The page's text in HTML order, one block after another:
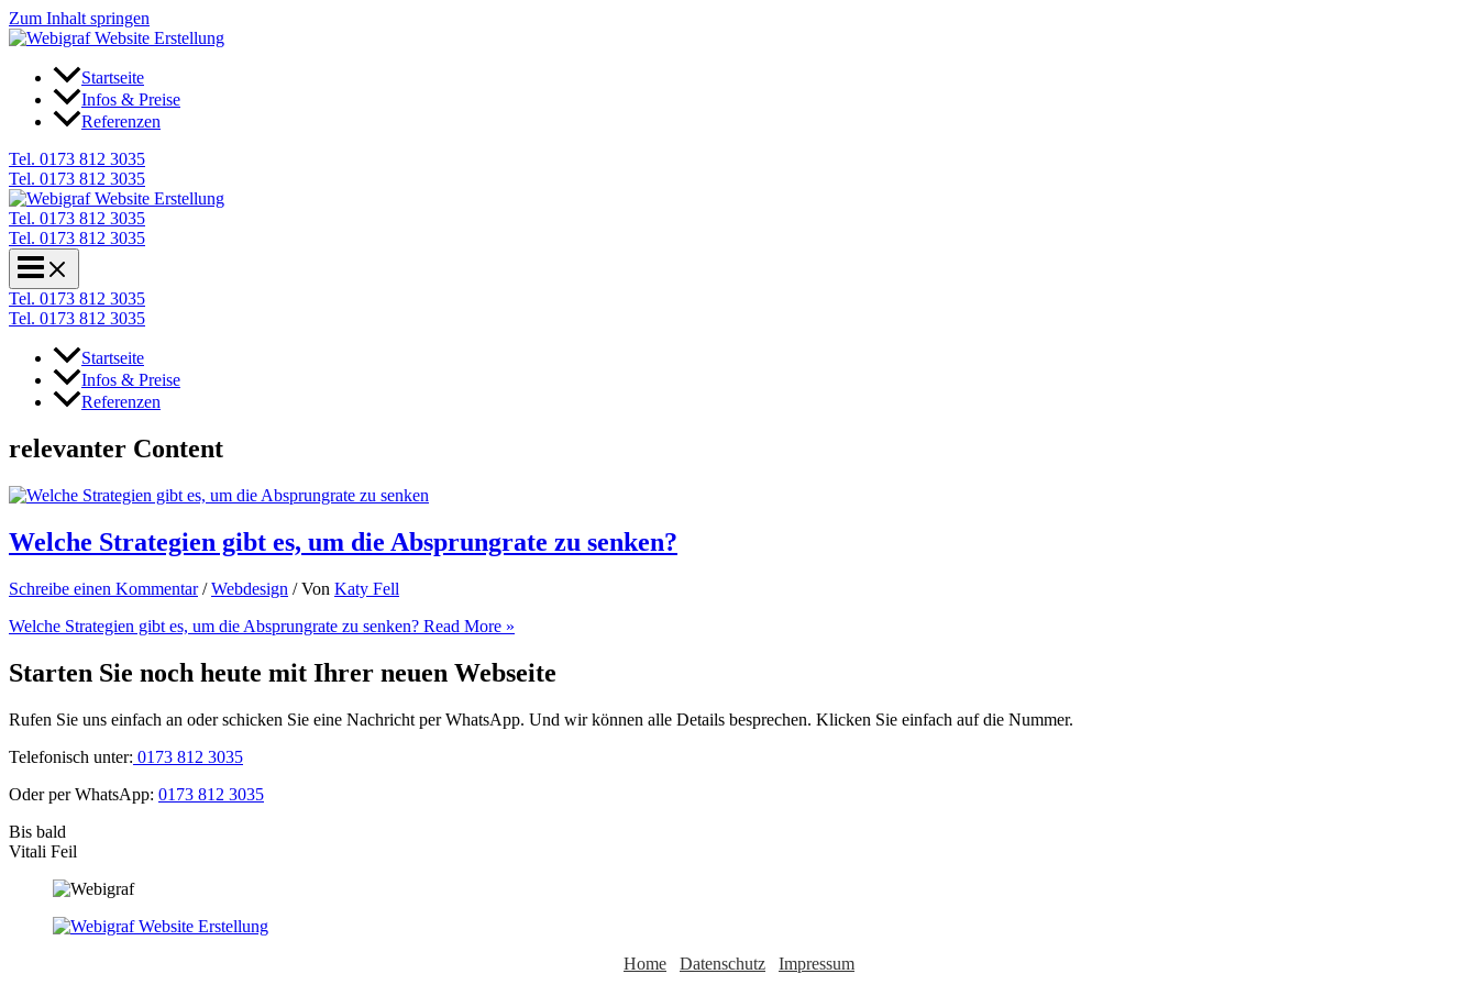
Zum Inhalt springen
Startseite
Infos & Preise
Referenzen
Tel. 0173 812 3035
Tel. 0173 812 3035
Tel. 0173 812 3035
Tel. 0173 812 3035
Tel. 0173 812 3035
Tel. 0173 812 3035
Startseite
Infos & Preise
Referenzen
relevanter Content
Welche Strategien gibt es, um die Absprungrate zu senken?
Schreibe einen Kommentar /Webdesign / Von Katy Fell
Welche Strategien gibt es, um die Absprungrate zu senken? Read More »
Starten Sie noch heute mit Ihrer neuen Webseite
Rufen Sie uns einfach an oder schicken Sie eine Nachricht per WhatsApp. Und wir können alle Details besprechen. Klicken Sie einfach auf die Nummer.
Telefonisch unter: 0173 812 3035
Oder per WhatsApp: 0173 812 3035
Bis bald
Vitali Feil
Home Datenschutz Impressum